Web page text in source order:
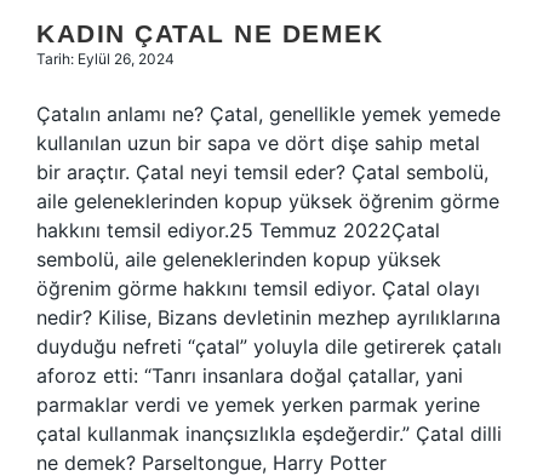
KADIN ÇATAL NE DEMEK
Tarih: Eylül 26, 2024
Çatalın anlamı ne? Çatal, genellikle yemek yemede
kullanılan uzun bir sapa ve dört dişe sahip metal
bir araçtır. Çatal neyi temsil eder? Çatal sembolü,
aile geleneklerinden kopup yüksek öğrenim görme
hakkını temsil ediyor.25 Temmuz 2022Çatal
sembolü, aile geleneklerinden kopup yüksek
öğrenim görme hakkını temsil ediyor. Çatal olayı
nedir? Kilise, Bizans devletinin mezhep ayrılıklarına
duyduğu nefreti “çatal” yoluyla dile getirerek çatalı
aforoz etti: “Tanrı insanlara doğal çatallar, yani
parmaklar verdi ve yemek yerken parmak yerine
çatal kullanmak inançsızlıkla eşdeğerdir.” Çatal dilli
ne demek? Parseltongue, Harry Potter